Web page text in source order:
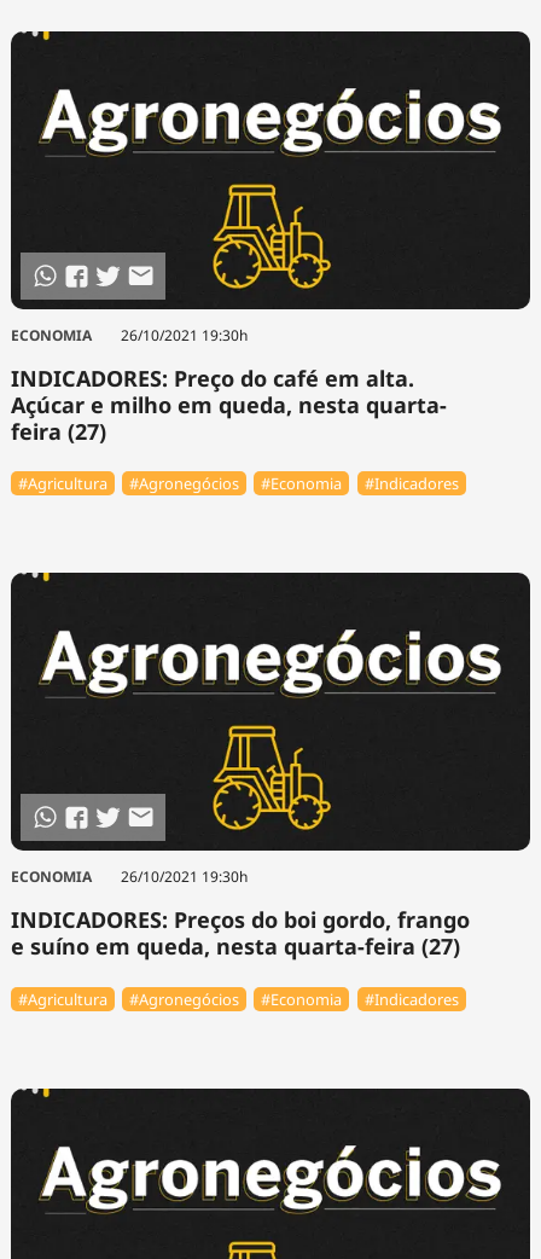
ECONOMIA 26/10/2021 19:30h
INDICADORES: Preço do café em alta.
Açúcar e milho em queda, nesta quarta-
feira (27)
#Agricultura #Agronegócios #Economia #Indicadores
ECONOMIA 26/10/2021 19:30h
INDICADORES: Preços do boi gordo, frango
e suíno em queda, nesta quarta-feira (27)
#Agricultura #Agronegócios #Economia #Indicadores